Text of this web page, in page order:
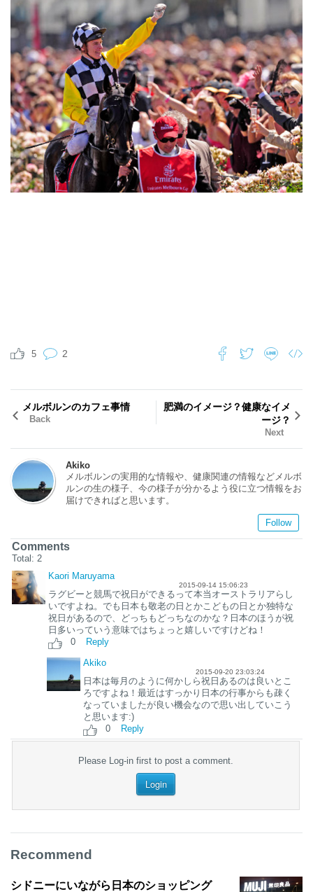
5 2
メルボルンのカフェ事情
Back
肥満のイメージ？健康なイメ
ージ？
Next
Akiko
メルボルンの実用的な情報や、健康関連の情報などメルボ
ルンの生の様子、今の様子が分かるよう役に立つ情報をお
届けできればと思います。
Follow
Comments
Total: 2
Kaori Maruyama
2015-09-14 15:06:23
ラグビーと競馬で祝日ができるって本当オーストラリアらし
いですよね。でも日本も敬老の日とかこどもの日とか独特な
祝日があるので、どっちもどっちなのかな？日本のほうが祝
日多いっていう意味ではちょっと嬉しいですけどね！
0
Reply
Akiko
2015-09-20 23:03:24
日本は毎月のように何かしら祝日あるのは良いとこ
ろですよね！最近はすっかり日本の行事からも疎く
なっていましたが良い機会なので思い出していこう
と思います:)
0
Reply
Please Log-in first to post a comment.
Login
Recommend
シドニーにいながら日本のショッピング